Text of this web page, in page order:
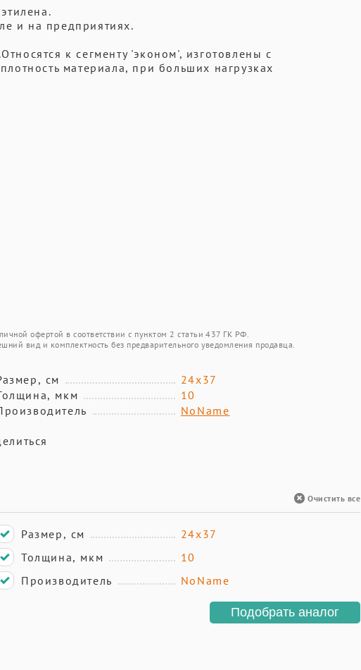
и на предприятиях.
к сегменту 'эконом', изготовлены с
материала, при больших нагрузках
офертой в соответствии с пунктом 2 статьи 437 ГК РФ.
вид и комплектность без предварительного уведомления продавца.
см
24х37
мкм
10
NoName
Очистить все
Размер, см
24х37
Толщина, мкм
10
Производитель
NoName
Подобрать аналог